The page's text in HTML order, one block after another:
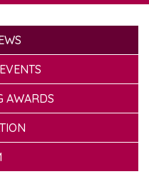
AWARDS